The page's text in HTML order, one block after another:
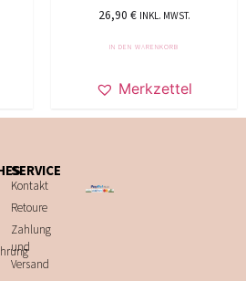
26,90 € INKL. MWST.
IN DEN WARENKORB
Merkzettel
SERVICE
Kontakt
Retoure
Zahlung
und
Versand